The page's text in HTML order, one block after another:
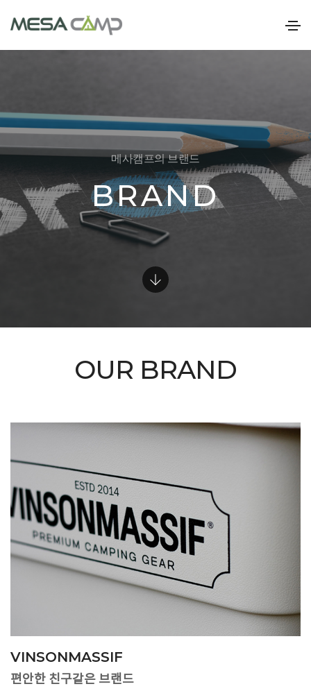
메사캠프의 브랜드
BRAND
OUR BRAND
VINSONMASSIF
편안한 친구같은 브랜드